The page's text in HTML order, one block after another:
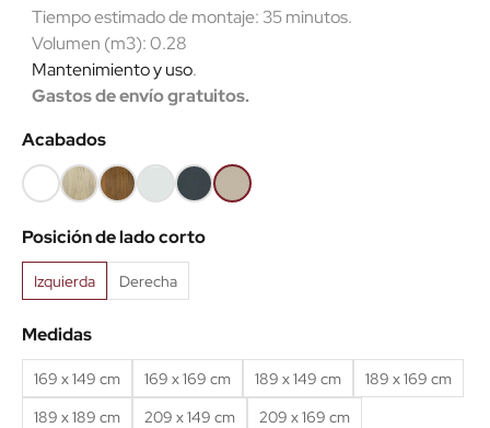
Tiempo estimado de montaje: 35 minutos.
Volumen (m3): 0.28
Mantenimiento y uso.
Gastos de envío gratuitos.
Acabados
Blanco
(EMB)
Roble
claro
(EMB)
Roble
viejo
(EMB)
Ceniza
(EMB)
Antracita
(EMB)
Arena
Posición de lado corto
Izquierda Derecha
Medidas
169 x 149 cm 169 x 169 cm 189 x 149 cm
189 x 169 cm
189 x 189 cm
209 x 149 cm
209 x 169 cm